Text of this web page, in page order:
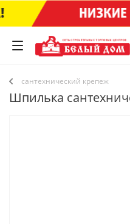
сантехнический крепеж
Шпилька